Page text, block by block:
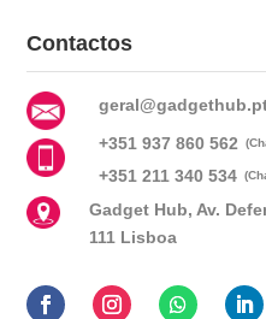
Contactos
+351 937 860 562
+351 211 340 534
Gadget Hub, Av.
111 Lisboa